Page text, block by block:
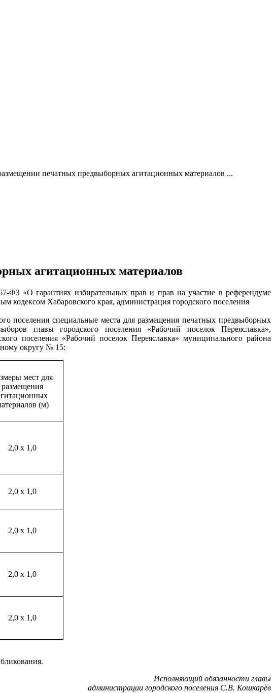
печатных предвыборных агитационных материалов ...
агитационных материалов
ФЗ «О гарантиях избирательных прав и прав на участие в референдуме
кодексом Хабаровского края, администрация городского поселения
поселения специальные места для размещения печатных предвыборных
главы городского поселения «Рабочий поселок Переяславка»,
поселения «Рабочий поселок Переяславка» муниципального района
округу № 15:
мест для
размещения
(м)
2,0 х 1,0
2,0 х 1,0
2,0 х 1,0
2,0 х 1,0
2,0 х 1,0
Исполняющий обязанности главы
администрации городского поселения С.В. Кошкарёв